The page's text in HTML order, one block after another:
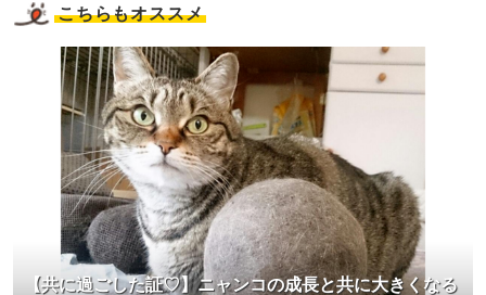
こちらもオススメ
【共に過ごした証♡】ニャンコの成長と共に大きくなる